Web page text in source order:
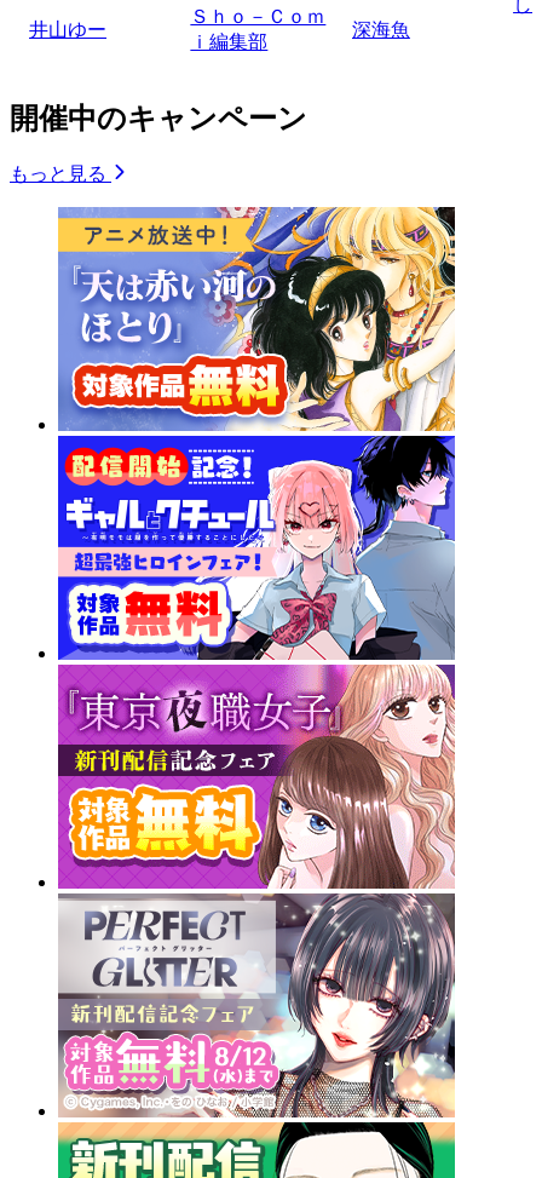
井山ゆー
Ｓｈｏ－Ｃｏｍ
ｉ編集部
深海魚
開催中のキャンペーン
もっと見る